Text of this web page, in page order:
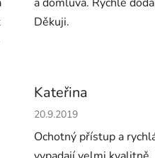
Děkuji.
Kateřina
Hodnocení obchodu je 5
20.9.2019
Ochotný přístup a